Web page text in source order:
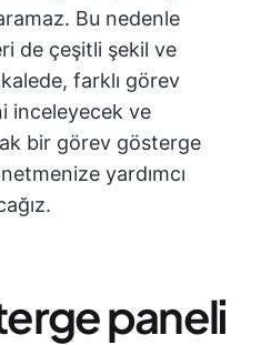
Bu nedenle
de çeşitli şekil ve
farklı görev
inceleyecek ve
bir görev gösterge
yardımcı
paneli